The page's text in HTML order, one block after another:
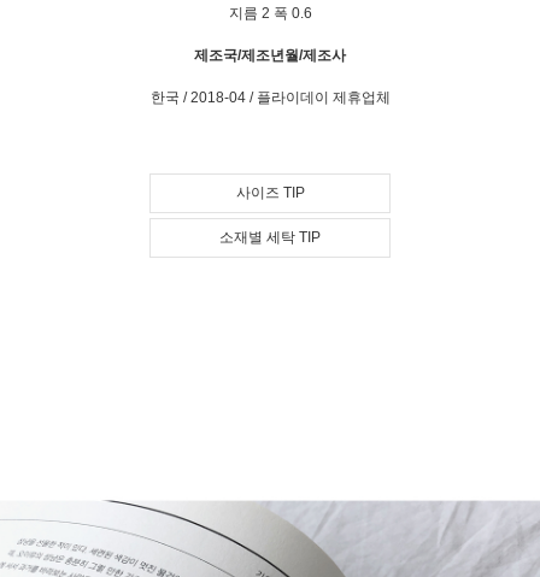
지름 2 폭 0.6
제조국/제조년월/제조사
한국 / 2018-04 / 플라이데이 제휴업체
사이즈 TIP
소재별 세탁 TIP